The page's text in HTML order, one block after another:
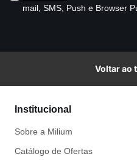
mail, SMS, Push e Browser
Voltar ao
Institucional
Sobre a Milium
Catálogo de Ofertas